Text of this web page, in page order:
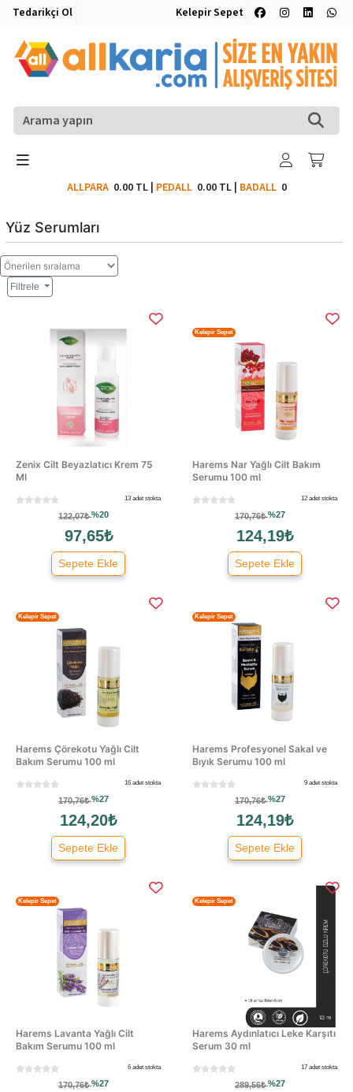
Tedarikçi Ol Kelepir Sepet
ALLPARA 0.00 TL| PEDALL 0.00 TL| BADALL0
Yüz Serumları
Filtrele
Zenix Cilt Beyazlatıcı Krem 75
Ml
13 adet stokta
122,07₺%20
97,65₺
Sepete Ekle
Harems Nar Yağlı Cilt Bakım
Serumu 100 ml
Kelepir Sepet
12 adet stokta
170,76₺%27
124,19₺
Sepete Ekle
Harems Çörekotu Yağlı Cilt
Bakım Serumu 100 ml
Kelepir Sepet
16 adet stokta
170,76₺%27
124,20₺
Sepete Ekle
Harems Profesyonel Sakal ve
Bıyık Serumu 100 ml
Kelepir Sepet
9 adet stokta
170,76₺%27
124,19₺
Sepete Ekle
Harems Lavanta Yağlı Cilt
Bakım Serumu 100 ml
Kelepir Sepet
6 adet stokta
170,76₺%27
Harems Aydınlatıcı Leke Karşıtı
Serum 30 ml
Kelepir Sepet
17 adet stokta
289,56₺%27